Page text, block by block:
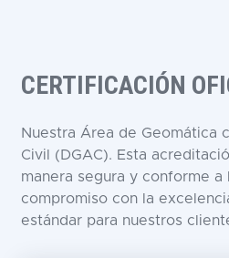
CERTIFICACIÓN
Nuestra Área de Geomática
Civil (DGAC). Esta
manera segura y conforme
compromiso con la
estándar para nuestros